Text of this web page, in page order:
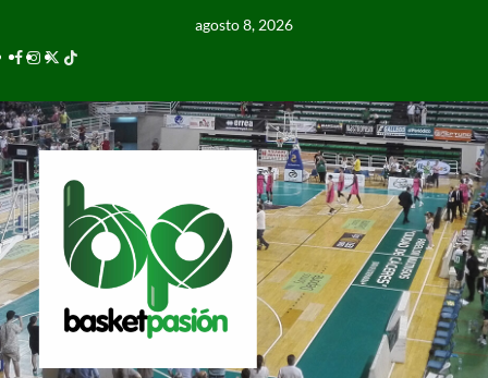
agosto 8, 2026